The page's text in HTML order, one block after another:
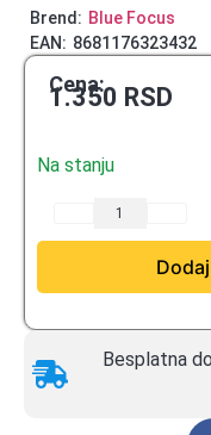
Brend: Blue Focus
EAN: 8681176323432
Cena:
1.350 RSD
Na stanju
Besplatna